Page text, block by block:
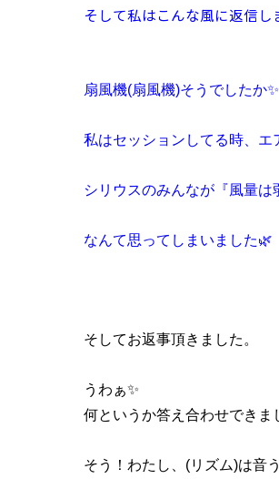
そして私はこんな風に返信
扇風機(扇風機)そうでしたか✨
私はセッションしてる時、エ
シリウスのみんなが『風量は
なんて思ってしまいました🌿
そしてお返事頂きました。
うわぁ✨
何というか答え合わせできま
そう！わたし、(リズム)は音